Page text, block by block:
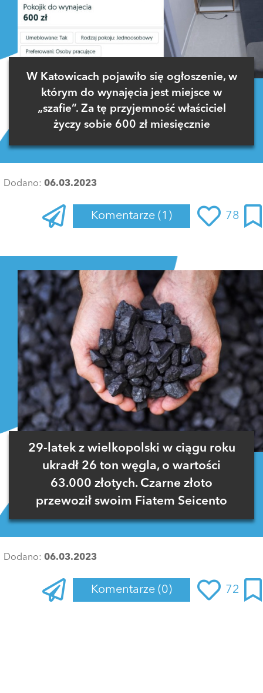
W Katowicach pojawiło się ogłoszenie, w
którym do wynajęcia jest miejsce w
„szafie”. Za tę przyjemność właściciel
życzy sobie 600 zł miesięcznie
Dodano: 06.03.2023
Komentarze (1) 78
29-latek z wielkopolski w ciągu roku
ukradł 26 ton węgla, o wartości
63.000 złotych. Czarne złoto
przewoził swoim Fiatem Seicento
Dodano: 06.03.2023
Komentarze (0) 72